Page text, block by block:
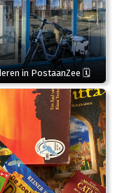
in PostaanZee 🗓